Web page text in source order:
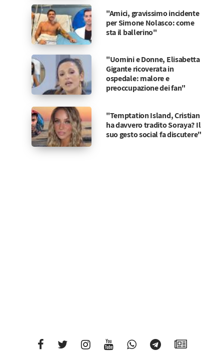
"Amici, gravissimo incidente
per Simone Nolasco: come
sta il ballerino"
"Uomini e Donne, Elisabetta
Gigante ricoverata in
ospedale: malore e
preoccupazione dei fan"
"Temptation Island, Cristian
ha davvero tradito Soraya? Il
suo gesto social fa discutere"